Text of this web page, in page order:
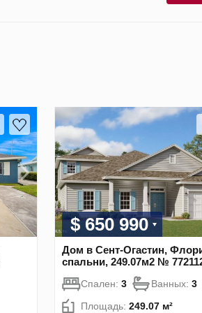
$ 650 990
Дом в Сент-Огастин,
спальни, 249.07м2 №
Спален: 3 Ванных: 3
Площадь: 249.07 м²